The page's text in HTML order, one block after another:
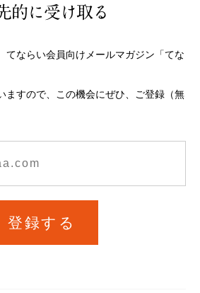
的に受け取る
てならい会員向けメールマガジン「てな
ますので、この機会にぜひ、ご登録（無
登録する